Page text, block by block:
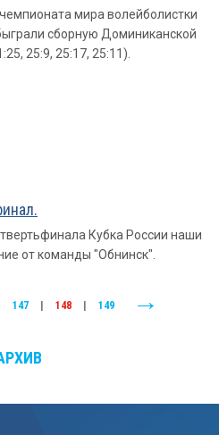
мира волейболистки
сборную Доминиканской
25:9, 25:17, 25:11).
Кубка России наши
от команды "Обнинск".
147 148 149